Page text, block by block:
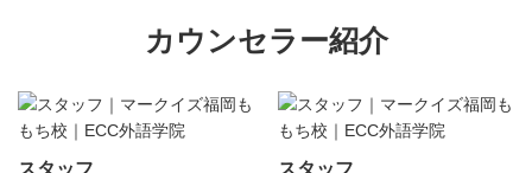
カウンセラー紹介
スタッフ スタッフ